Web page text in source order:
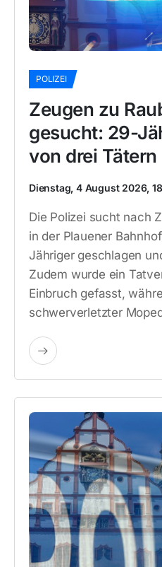
POLIZEI
Zeugen zu
gesucht: 29-
von drei Tätern
Dienstag, 4 August 2026,
Die Polizei sucht nach
in der Plauener
Jähriger geschlagen
Zudem wurde ein
Einbruch gefasst,
schwerverletzter